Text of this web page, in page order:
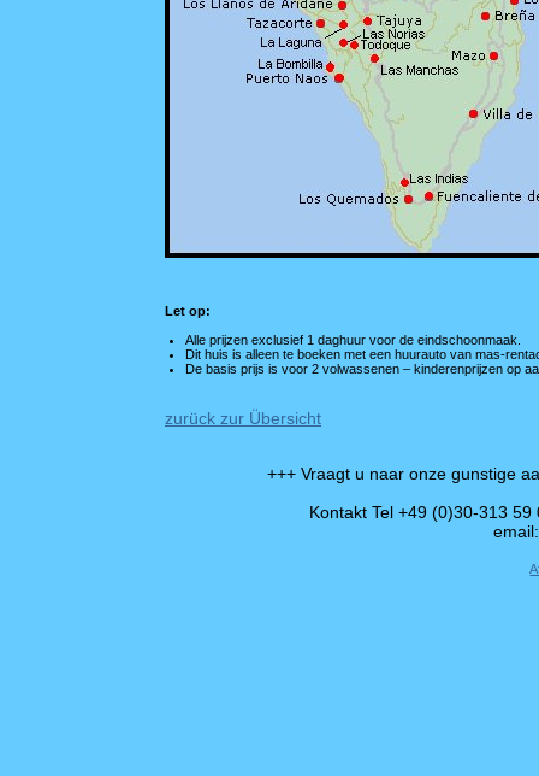
Let op:
Alle prijzen exclusief 1 daghuur voor de eindschoonmaak.
Dit huis is alleen te boeken met een huurauto van mas-
De basis prijs is voor 2 volwassenen – kinderenprijzen op
zurück zur Übersicht
+++ Vraagt u naar onze gunstige
Kontakt Tel +49 (0)30-313